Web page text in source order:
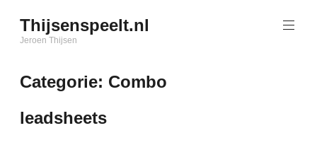
de
inhoud
Thijsenspeelt.nl
Jeroen Thijsen
Categorie: Combo
leadsheets